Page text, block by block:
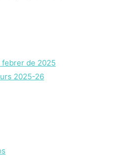
febrer de 2025
2025-26